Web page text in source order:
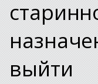
выйти